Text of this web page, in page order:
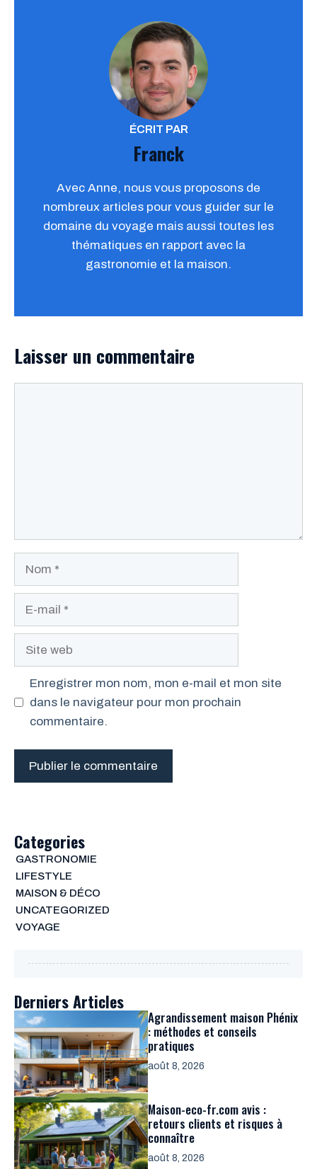
ÉCRIT PAR
Franck
Avec Anne, nous vous proposons de
nombreux articles pour vous guider sur le
domaine du voyage mais aussi toutes les
thématiques en rapport avec la
gastronomie et la maison.
Laisser un commentaire
Site
Enregistrer mon nom, mon e-mail et mon site
dans le navigateur pour mon prochain
commentaire.
Categories
GASTRONOMIE
LIFESTYLE
MAISON & DÉCO
UNCATEGORIZED
VOYAGE
Derniers Articles
Agrandissement maison Phénix
: méthodes et conseils
pratiques
août 8, 2026
Maison-eco-fr.com avis :
retours clients et risques à
connaître
août 8, 2026